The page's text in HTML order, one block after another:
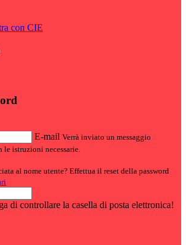
con CIE
E-mail Verrà inviato un messaggio
istruzioni necessarie.
al nome utente? Effettua il reset della password
di controllare la casella di posta elettronica!